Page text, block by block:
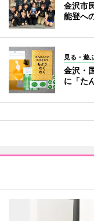
金沢市
能登へ
見る・遊
金沢・
に「た